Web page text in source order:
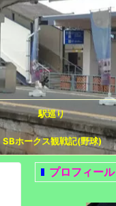
駅巡り
SBホークス観戦記(野球)
プロフィール